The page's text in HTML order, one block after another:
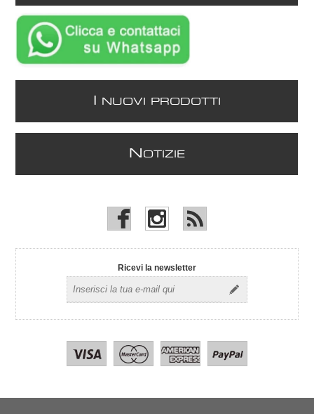
NUOVI PRODOTTI
N OTIZIE
Ricevi la newsletter